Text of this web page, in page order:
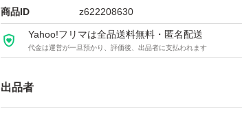
商品ID z622208630
Yahoo!フリマは全品送料無料・匿名配送
代金は運営が一旦預かり、評価後、出品者に支払われます
出品者